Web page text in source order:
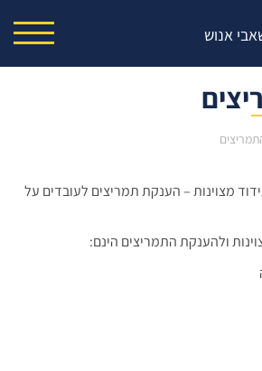
אנוש
מצוינות – הענקת תמריצים לעובדים על
ולהענקת התמריצים הינם: